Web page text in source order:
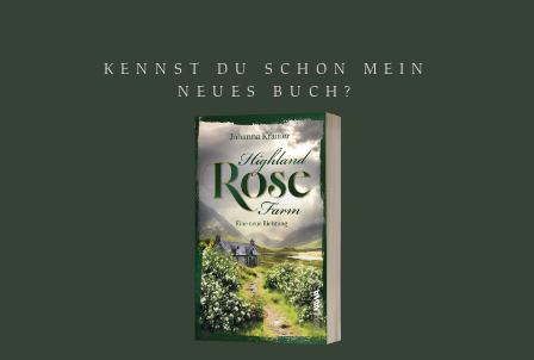
KENNST DU SCHON MEIN
NEUES BUCH?